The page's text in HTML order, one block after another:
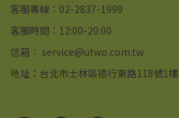
客服專線：02-2837-1999
客服時間：12:00-20:00
信箱： service@utwo.com.tw
地址：台北市士林區德行東路118號1樓